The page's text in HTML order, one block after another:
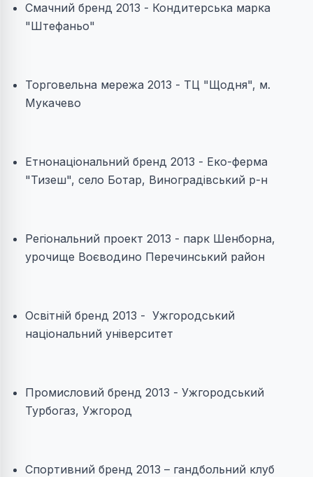
Смачний бренд 2013 - Кондитерська марка
"Штефаньо"
Торговельна мережа 2013 - ТЦ "Щодня", м.
Мукачево
Етнонаціональний бренд 2013 - Еко-ферма
"Тизеш", село Ботар, Виноградівський р-н
Регіональний проект 2013 - парк Шенборна,
урочище Воєводино Перечинський район
Освітній бренд 2013 - Ужгородський
національний університет
Промисловий бренд 2013 - Ужгородський
Турбогаз, Ужгород
Спортивний бренд 2013 – гандбольний клуб